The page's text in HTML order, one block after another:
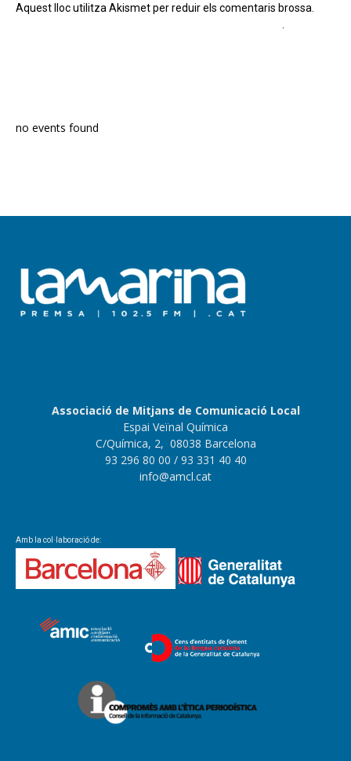
Aquest lloc utilitza Akismet per reduir els comentaris brossa.
no events found
Associació de Mitjans de Comunicació Local
Espai Veïnal Química
C/Química, 2, 08038 Barcelona
93 296 80 00 / 93 331 40 40
info@amcl.cat
Amb la col·laboració de: